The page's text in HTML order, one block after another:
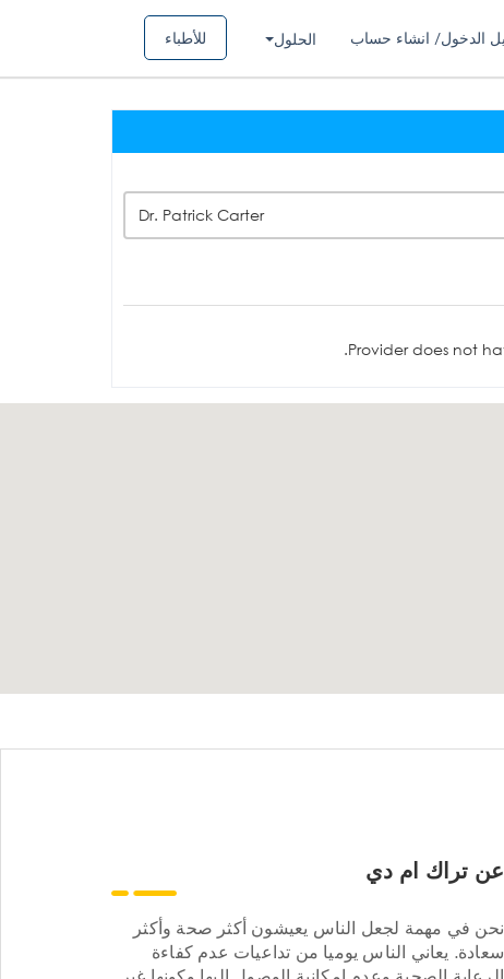
للأطباء الحلول الدخول/ انشاء حساب
Dr. Patrick Carter
Provider does not
عن تراك ام دي
نحن في مهمة لجعل الناس يعيشون أكثر صحة وأكثر
سعادة. يعاني الناس يوميا من تداعيات عدم كفاءة